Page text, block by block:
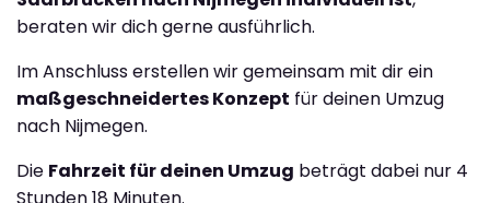
beraten wir dich gerne ausführlich.
Im Anschluss erstellen wir gemeinsam mit dir ein
maßgeschneidertes Konzept für deinen Umzug
nach Nijmegen.
Die Fahrzeit für deinen Umzug beträgt dabei nur 4